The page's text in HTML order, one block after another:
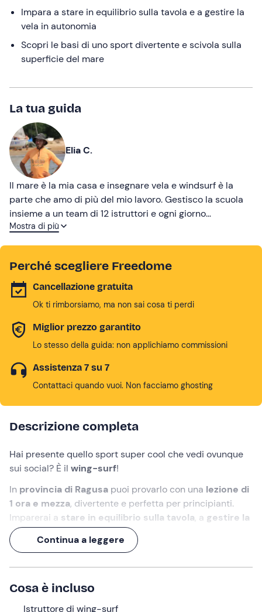
Impara a stare in equilibrio sulla tavola e a gestire la
vela in autonomia
Scopri le basi di uno sport divertente e scivola sulla
superficie del mare
La tua guida
Elia C.
Il mare è la mia casa e insegnare vela e windsurf è la
parte che amo di più del mio lavoro. Gestisco la scuola
insieme a un team di 12 istruttori e ogni giorno
accompagniamo i nostri ospiti in esperienze uniche tra
indimenticabile.
Mostra di più
Perché scegliere Freedome
Cancellazione gratuita
Ok ti rimborsiamo, ma non sai cosa ti perdi
Miglior prezzo garantito
Lo stesso della guida: non applichiamo commissioni
Assistenza 7 su 7
Contattaci quando vuoi. Non facciamo ghosting
Descrizione completa
Hai presente quello sport super cool che vedi ovunque
sui social? È il wing-surf!
In provincia di Ragusa puoi provarlo con una lezione di
1 ora e mezza, divertente e perfetta per principianti.
Imparerai a stare in equilibrio sulla tavola, a gestire la
velae acambiare direzionea seconda del vento, il
tutto nel contesto di una spiaggia tranquilla e di un mare
Preparati a un'esperienza indimenticabile!
Cosa faremo
Continua a leggere
Cosa è incluso
Istruttore di wing-surf